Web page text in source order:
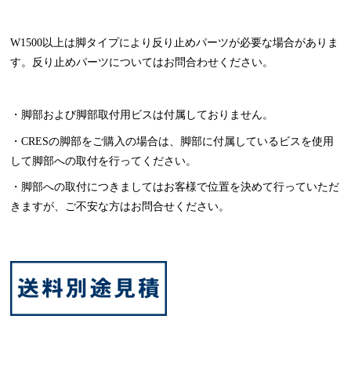
W1500以上は脚タイプにより反り止めパーツが必要な場合がありま
す。反り止めパーツについてはお問合わせください。
・脚部および脚部取付用ビスは付属しておりません。
・CRESの脚部をご購入の場合は、脚部に付属しているビスを使用
して脚部への取付を行ってください。
・脚部への取付につきましてはお客様で位置を決めて行っていただ
きますが、ご不安な方はお問合せください。